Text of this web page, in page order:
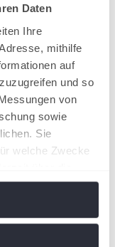
Daten
Ihre
mithilfe
auf
und so
von
sowie
Sie
welche Zwecke
das Privacy
gerne:
Ulf Fischer